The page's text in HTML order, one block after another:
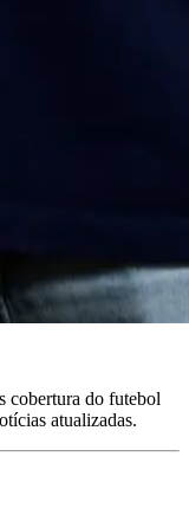
cobertura do futebol
atualizadas.